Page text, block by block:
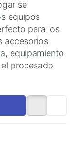
se
equipos
para los
accesorios.
equipamiento
procesado